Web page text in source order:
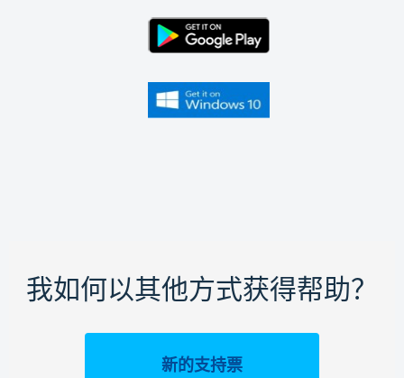
我如何以其他方式获得帮助？
新的支持票